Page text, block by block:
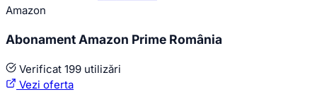
Amazon
Abonament Amazon Prime România
Verificat 199 utilizări
Vezi oferta